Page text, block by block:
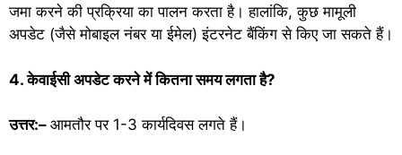
जमा करने की प्रक्रिया का पालन करता है। हालांकि, कुछ मामूली
अपडेट (जैसे मोबाइल नंबर या ईमेल) इंटरनेट बैंकिंग से किए जा सकते हैं।
4. केवाईसी अपडेट करने में कितना समय लगता है?
उत्तर:– आमतौर पर 1-3 कार्यदिवस लगते हैं।